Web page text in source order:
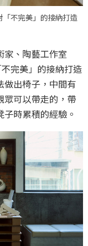
不完美」的接納打造
家、陶藝工作室
完美」的接納打造
做出椅子，中間有
眾可以帶走的，帶
時累積的經驗。